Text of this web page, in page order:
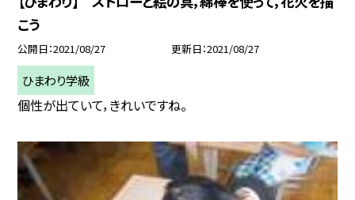
こう
公開日 2021/08/27 更新日 2021/08/27
ひまわり学級
個性が出ていて，きれいですね。